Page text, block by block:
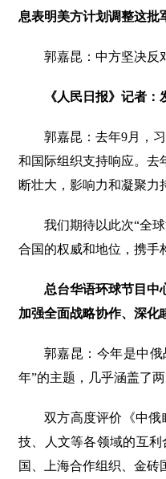
息表明美方计划调整这批
郭嘉昆：中方坚决反
《人民日报》记者
郭嘉昆：去年9月，
和国际组织支持响应。去
断壮大，影响力和凝聚
我们期待以此次“全
合国的权威和地位，携手
总台华语环球节目中
加强全面战略协作、深化
郭嘉昆：今年是中
年”的主题，几乎涵盖了
双方高度评价《中
技、人文等各领域的互
国、上海合作组织、金